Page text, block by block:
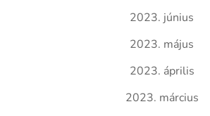
2023. június
2023. május
2023. április
2023. március